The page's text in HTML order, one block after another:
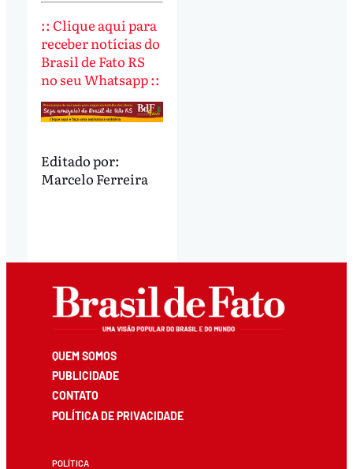
:: Clique aqui para
receber notícias do
Brasil de Fato RS
no seu Whatsapp ::
Editado por:
Marcelo Ferreira
QUEM SOMOS
PUBLICIDADE
CONTATO
POLÍTICA DE PRIVACIDADE
POLÍTICA